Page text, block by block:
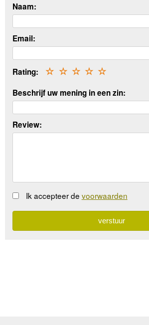
Naam:
Email:
Rating: ☆
☆
☆
☆
☆
Beschrijf uw mening in een zin:
Review:
Ik accepteer de voorwaarden